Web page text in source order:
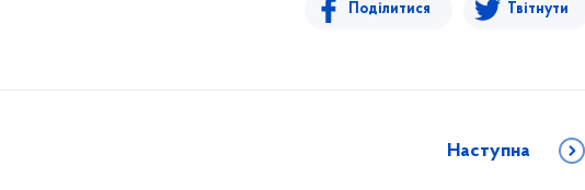
Поділитися Твітнути
Наступна